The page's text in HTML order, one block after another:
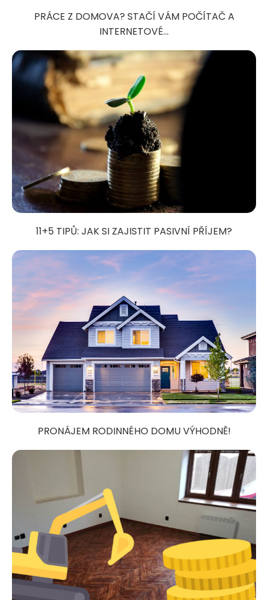
PRÁCE Z DOMOVA? STAČÍ VÁM POČÍTAČ A
INTERNETOVÉ...
11+5 TIPŮ: JAK SI ZAJISTIT PASIVNÍ PŘÍJEM?
PRONÁJEM RODINNÉHO DOMU VÝHODNĚ!